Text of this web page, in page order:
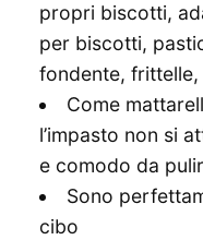
propri biscotti,
per biscotti,
fondente, frittelle,
Come
l’impasto non si
e comodo da
Sono
cibo